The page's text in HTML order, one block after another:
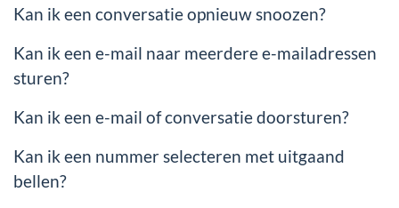
Kan ik een conversatie opnieuw snoozen?
Kan ik een e-mail naar meerdere e-mailadressen
sturen?
Kan ik een e-mail of conversatie doorsturen?
Kan ik een nummer selecteren met uitgaand
bellen?